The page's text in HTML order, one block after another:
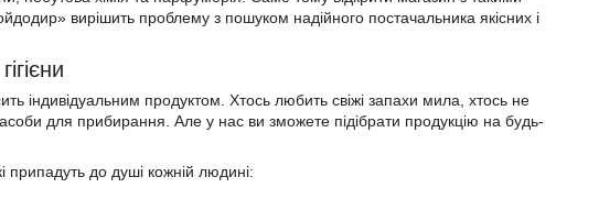
вирішить проблему з пошуком надійного постачальника якісних і
індивідуальним продуктом. Хтось любить свіжі запахи мила, хтось не
для прибирання. Але у нас ви зможете підібрати продукцію на будь-
припадуть до душі кожній людині: